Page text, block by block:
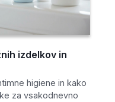
izdelkov in
higiene in kako
za vsakodnevno